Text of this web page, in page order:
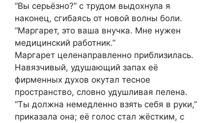
“Вы серьёзно?” с трудом выдохнула я
наконец, сгибаясь от новой волны боли.
“Маргарет, это ваша внучка. Мне нужен
медицинский работник.”
Маргарет целенаправленно приблизилась.
Навязчивый, удушающий запах её
фирменных духов окутал тесное
пространство, словно удушливая пелена.
“Ты должна немедленно взять себя в руки,”
приказала она; её голос стал жёстким, с